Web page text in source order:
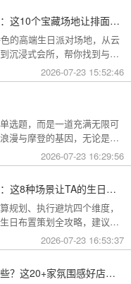
北京高端生日派对举办地推荐：这10个宝藏场地让排面与品味兼得
的高端生日派对场地，从云
沉浸式会所，帮你找到与心
2026-07-23 15:52:46
选题，而是一道充满无限可
漫与摩登的基因，无论是外
洋房，都为策划惊喜提供了
2026-07-23 16:29:56
三亚惊喜生日布置策划全攻略：这8种场景让TA的生日成为永远难忘的回忆
规划、执行避坑四个维度，
日布置策划全攻略，建议收
2026-07-23 16:53:37
三亚适合生日聚会的餐厅有哪些？这20+家氛围感好店按风格挑，一篇搞定